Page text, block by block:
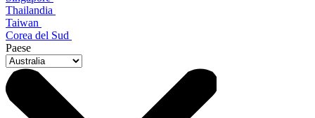
Thailandia
Taiwan
Corea del Sud
Paese